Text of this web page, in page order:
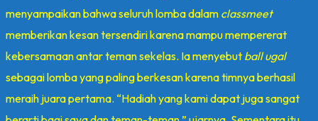
menyampaikan bahwa seluruh lomba dalam classmeet
memberikan kesan tersendiri karena mampu mempererat
kebersamaan antar teman sekelas. Ia menyebut ball ugal
sebagai lomba yang paling berkesan karena timnya berhasil
meraih juara pertama. “Hadiah yang kami dapat juga sangat